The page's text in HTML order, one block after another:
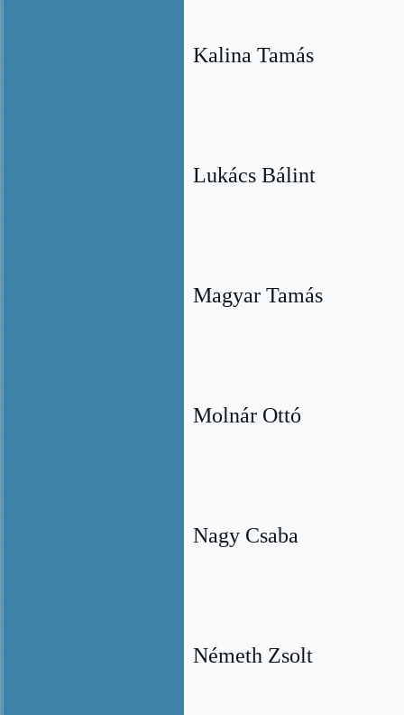
Kalina Tamás
Lukács Bálint
Magyar Tamás
Molnár Ottó
Nagy Csaba
Németh Zsolt